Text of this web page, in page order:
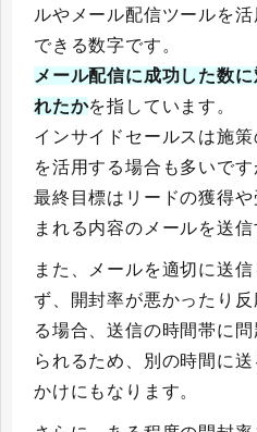
ルやメール配信ツールを
できる数字です。
メール配信に成功した数
れたかを指しています。
インサイドセールスは施
を活用する場合も多いで
最終目標はリードの獲得
まれる内容のメールを送信
また、メールを適切に送
ず、開封率が悪かったり
る場合、送信の時間帯に
られるため、別の時間に
かけにもなります。